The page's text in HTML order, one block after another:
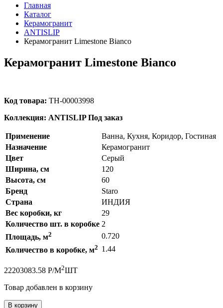
Главная
Каталог
Керамогранит
ANTISLIP
Керамогранит Limestone Bianco
Керамогранит Limestone Bianco
Код товара: ТН-00003998
Коллекция: ANTISLIP Под заказ
Применение
Ванна, Кухня, Коридор, Гостиная
Назначение
Керамогранит
Цвет
Серый
Ширина, см
120
Высота, см
60
Бренд
Staro
Страна
ИНДИЯ
Вес коробки, кг
29
Количество шт. в коробке 2
Площадь, м2
0.720
Количество в коробке, м2 1.44
22203083.58 Р/М2ШТ
Товар добавлен в корзину
В корзину